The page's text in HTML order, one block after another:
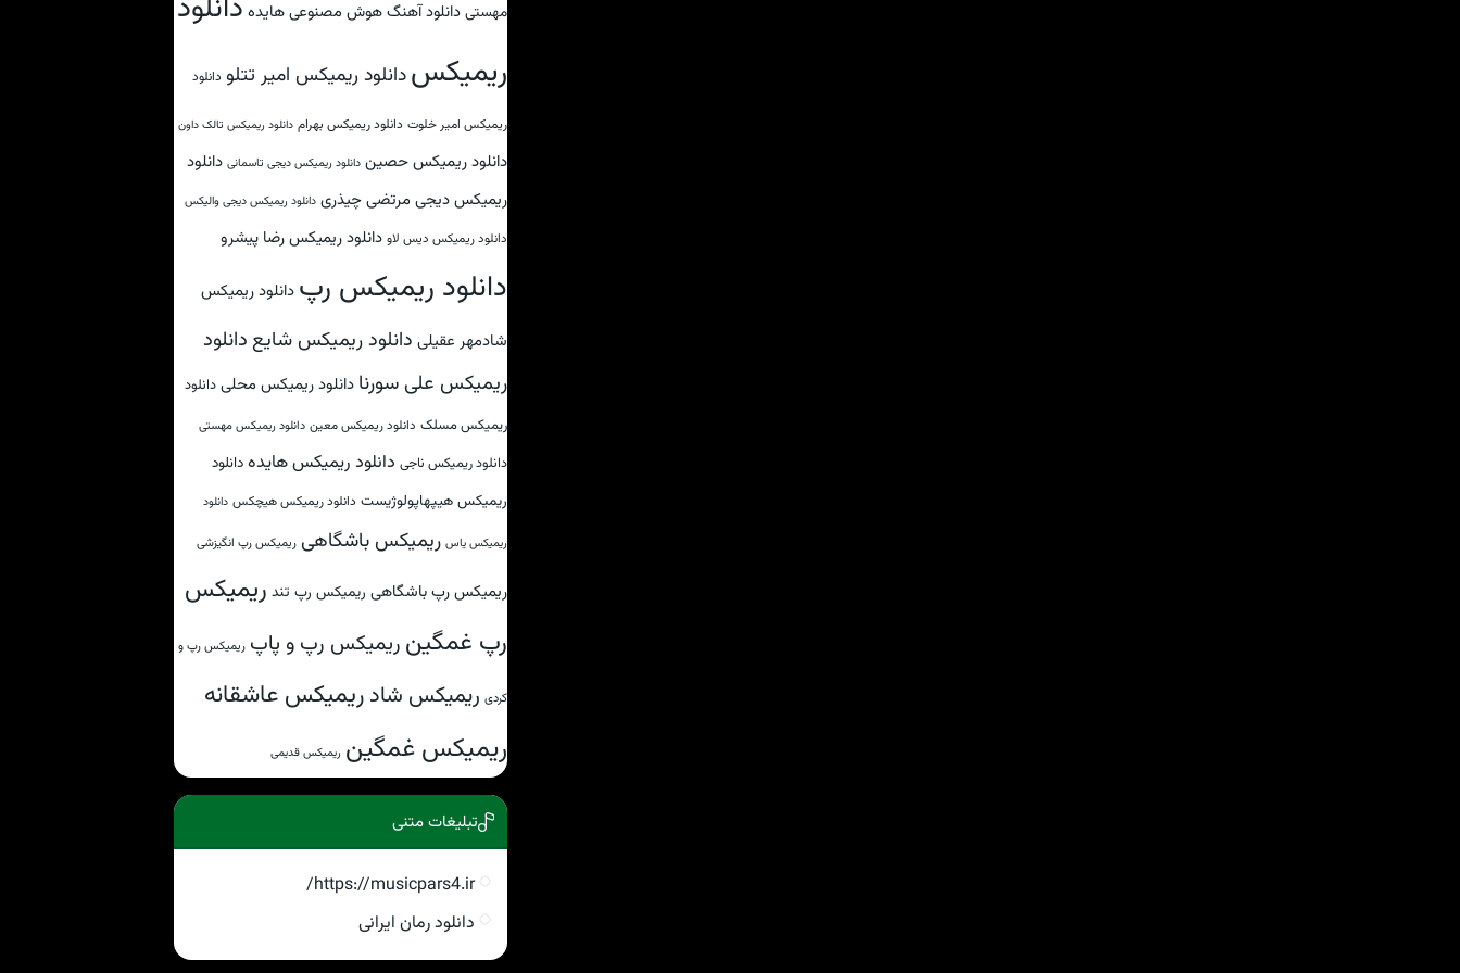
مهستی دانلود آهنگ هوش مصنوعی هایده
ریمیکسدانلود ریمیکس امیر تتلو دانلود
ریمیکس امیر خلوت دانلود ریمیکس بهرام دانلود ریمیکس تالک داون
دانلود ریمیکس حصین دانلود ریمیکس دیجی تاسمانی دانلود
ریمیکس دیجی مرتضی چیذری دانلود ریمیکس دیجی والیکس
دانلود ریمیکس دیس لاو دانلود ریمیکس رضا پیشرو
دانلود ریمیکس رپ دانلود ریمیکس
شادمهر عقیلی دانلود ریمیکس شایع دانلود
ریمیکس علی سورنا دانلود ریمیکس محلی دانلود
ریمیکس مسلک دانلود ریمیکس معین دانلود ریمیکس مهستی
دانلود ریمیکس ناجی دانلود ریمیکس هایده دانلود
ریمیکس هیپهاپولوژیست دانلود ریمیکس هیچکس دانلود
ریمیکس یاس ریمیکس باشگاهی ریمیکس رپ انگیزشی
ریمیکس رپ باشگاهی ریمیکس رپ تند ریمیکس
رپ غمگین ریمیکس رپ و پاپ ریمیکس رپ و
کردی ریمیکس شادریمیکس عاشقانه
ریمیکس غمگین ریمیکس قدیمی
تبلیغات متنی
https://musicpars4.ir/
دانلود رمان ایرانی